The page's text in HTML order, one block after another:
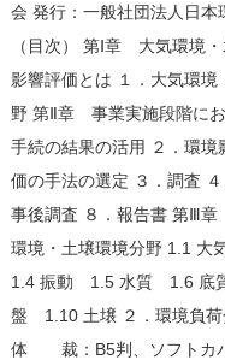
会 発行：一般社団法人日
（目次） 第Ⅰ章 大気環境
影響評価とは １．大気環
野 第Ⅱ章 事業実施段階に
手続の結果の活用 ２．環
価の手法の選定 ３．調査
事後調査 ８．報告書 第Ⅲ
環境・土壌環境分野 1.1
1.4 振動 1.5 水質 1.6 底
盤 1.10 土壌 ２．環境負
体 裁：B5判、ソフトカ